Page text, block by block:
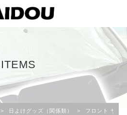
ITEMS
> 日よけグッズ（関係類） > フロント サン